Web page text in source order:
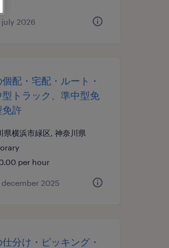
july 2026
配・宅配・ルート・
トラック、準中型免
免許
県横浜市緑区, 神奈川県
per hour
december 2025
分け・ピッキング・